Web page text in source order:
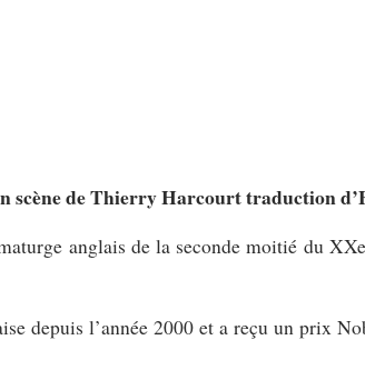
scène de Thierry Harcourt traduction
anglais de la seconde moitié du
depuis l’année 2000 et a reçu un prix